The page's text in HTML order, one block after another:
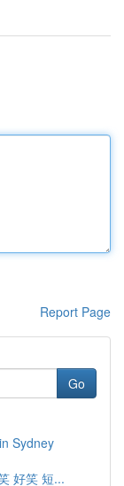
Report Page
Go
Sydney
好笑 短...